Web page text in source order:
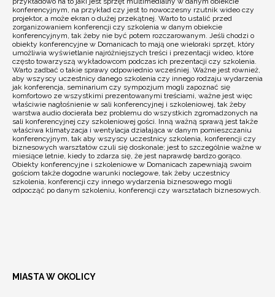
konferencyjnym, na przykład czy jest to nowoczesny rzutnik wideo czy
projektor, a może ekran o dużej przekątnej. Warto to ustalić przed
zorganizowaniem konferencji czy szkolenia w danym obiekcie
konferencyjnym, tak żeby nie być potem rozczarowanym. Jeśli chodzi o
obiekty konferencyjne w Domanicach to mają one wieloraki sprzęt, który
umożliwia wyświetlanie najróżniejszych treści i prezentacji wideo, które
często towarzyszą wykładowcom podczas ich prezentacji czy szkolenia.
Warto zadbać o takie sprawy odpowiednio wcześniej. Ważne jest również,
aby wszyscy uczestnicy danego szkolenia czy innego rodzaju wydarzenia
jak konferencja, seminarium czy sympozjum mogli zapoznać się
komfortowo ze wszystkimi prezentowanymi treściami, ważne jest więc
właściwie nagłośnienie w sali konferencyjnej i szkoleniowej, tak żeby
warstwa audio docierała bez problemu do wszystkich zgromadzonych na
sali konferencyjnej czy szkoleniowej gości. Inną ważną sprawą jest także
właściwa klimatyzacja i wentylacja działająca w danym pomieszczaniu
konferencyjnym, tak aby wszyscy uczestnicy szkolenia, konferencji czy
biznesowych warsztatów czuli się doskonale; jest to szczególnie ważne w
miesiące letnie, kiedy to zdarza się, że jest naprawdę bardzo gorąco.
Obiekty konferencyjne i szkoleniowe w Domanicach zapewniają swoim
gościom także dogodne warunki noclegowe, tak żeby uczestnicy
szkolenia, konferencji czy innego wydarzenia biznesowego mogli
odpocząć po danym szkoleniu, konferencji czy warsztatach biznesowych.
MIASTA W OKOLICY